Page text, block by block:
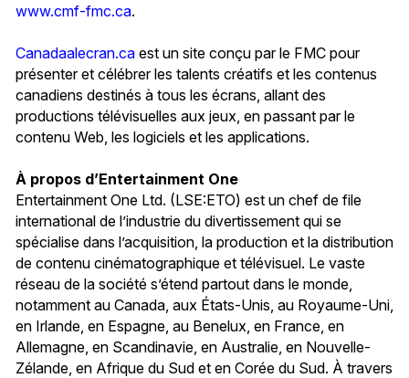
www.cmf-fmc.ca.
Canadaalecran.ca est un site conçu par le FMC pour
présenter et célébrer les talents créatifs et les contenus
canadiens destinés à tous les écrans, allant des
productions télévisuelles aux jeux, en passant par le
contenu Web, les logiciels et les applications.
À propos d’Entertainment One
Entertainment One Ltd. (LSE:ETO) est un chef de file
international de l’industrie du divertissement qui se
spécialise dans l’acquisition, la production et la distribution
de contenu cinématographique et télévisuel. Le vaste
réseau de la société s’étend partout dans le monde,
notamment au Canada, aux États-Unis, au Royaume-Uni,
en Irlande, en Espagne, au Benelux, en France, en
Allemagne, en Scandinavie, en Australie, en Nouvelle-
Zélande, en Afrique du Sud et en Corée du Sud. À travers